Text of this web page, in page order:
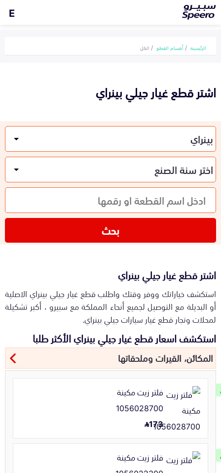
E
الرئيسية أقسام القطع الكل
اشتر قطع غيار جيلي بينراي
بحث
اشتر قطع غيار جيلي بينراي
استكشف خياراتك ووفر وقتك واطلب قطع غيار جيلي بينراي الاصلية
أو البديلة مع التوصيل لجميع أنحاء المملكة مع سبيرو ، أكبر تشكيلة
لمحلات وتجار قطع غيار سيارات جيلي بينراي.
استكشف اسعار قطع غيار جيلي بينراي الأكثر طلبا
المكائن، القيرات وملحقاتها
فلتر زيت مكينة
1056028700
173
فلتر زيت مكينة